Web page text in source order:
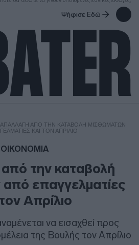
Ψήφισε Εδώ
ΑΠΑΛΛΑΓΉ ΑΠΌ ΤΗΝ ΚΑΤΑΒΟΛΉ ΜΙΣΘΩΜΆΤΩΝ
ΚΑΙ ΤΟΝ ΑΠΡΊΛΙΟ
ΟΙΚΟΝΟΜΙΑ
την καταβολή
επαγγελματίες
Απρίλιο
να εισαχθεί προς
της Βουλής τον Απρίλιο